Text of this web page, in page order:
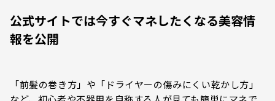
公式サイトでは今すぐマネしたくなる美容情
報を公開
「前髪の巻き方」や「ドライヤーの傷みにくい乾かし方」